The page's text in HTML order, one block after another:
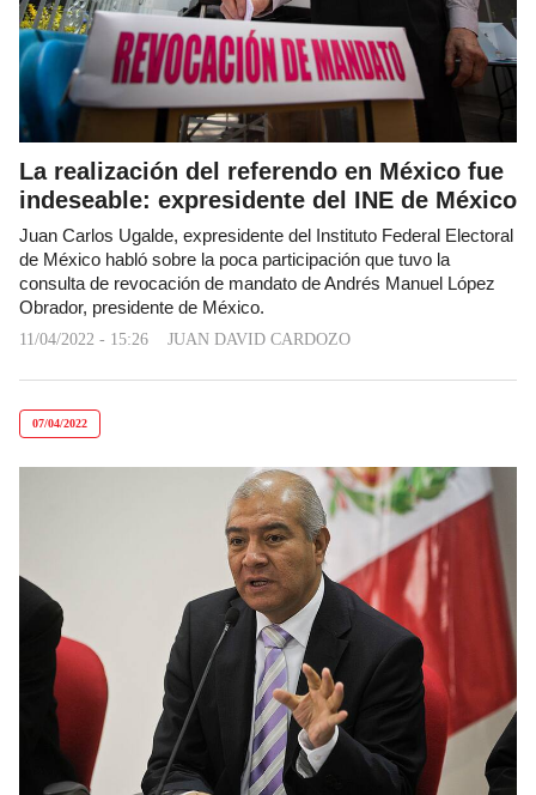
La realización del referendo en México fue
indeseable: expresidente del INE de México
Juan Carlos Ugalde, expresidente del Instituto Federal Electoral
de México habló sobre la poca participación que tuvo la
consulta de revocación de mandato de Andrés Manuel López
Obrador, presidente de México.
11/04/2022 - 15:26 JUAN DAVID CARDOZO
07/04/2022